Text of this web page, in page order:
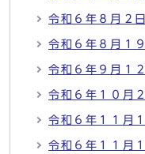
令和６年８月２日
令和６年８月１
令和６年９月１
令和６年１０月
令和６年１１月
令和６年１１月